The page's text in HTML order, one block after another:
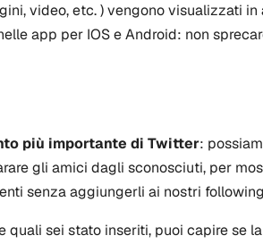
video, etc. ) vengono visualizzati in
app per IOS e Android: non
più importante di Twitter:
gli amici dagli sconosciuti, per
senza aggiungerli ai nostri
quali sei stato inseriti, puoi capire se